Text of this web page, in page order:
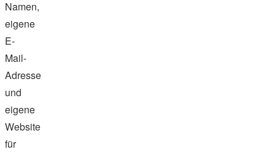
Namen,
eigene
E-
Mail-
Adresse
und
eigene
Website
für